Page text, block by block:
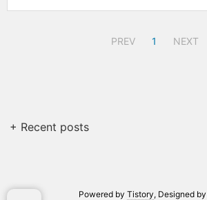
PREV 1 NEXT
+ Recent posts
Powered by Tistory, Designed by